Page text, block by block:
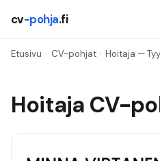
cv-pohja.fi
Etusivu › CV-pohjat › Hoitaja —
Hoitaja CV-